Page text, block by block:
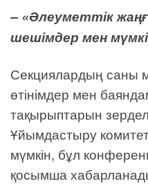
– «Әлеуметтік
шешімдер мен
Секциялардың саны
өтінімдер мен
тақырыптарын
Ұйымдастыру
мүмкін, бұл
қосымша